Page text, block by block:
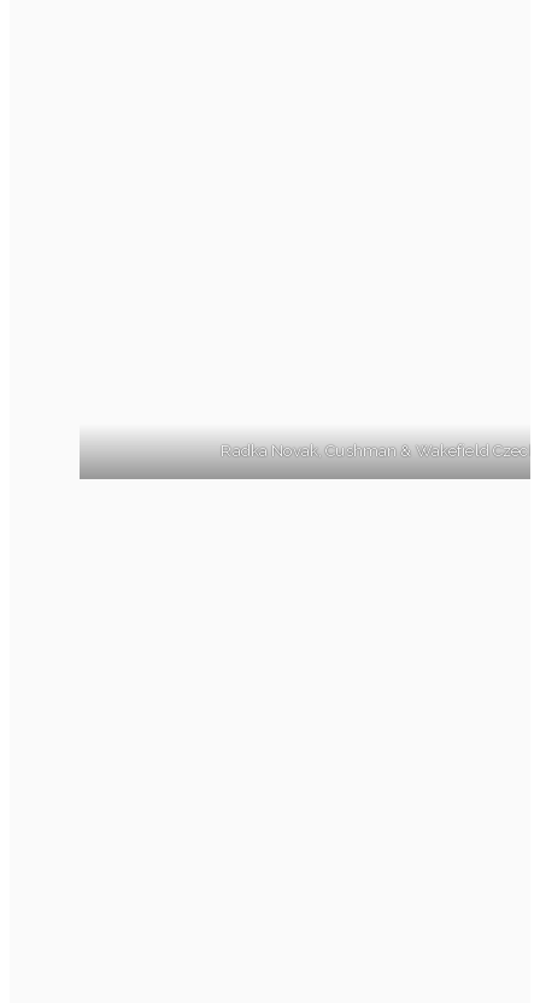
Radka Novak, Cushman & Wakefield